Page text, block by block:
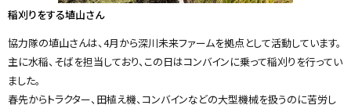
稲刈りをする埴山さん
協力隊の埴山さんは、4月から深川未来ファームを拠点として活動しています。
主に水稲、そばを担当しており、この日はコンバインに乗って稲刈りを行ってい
ました。
春先からトラクター、田植え機、コンバインなどの大型機械を扱うのに苦労し